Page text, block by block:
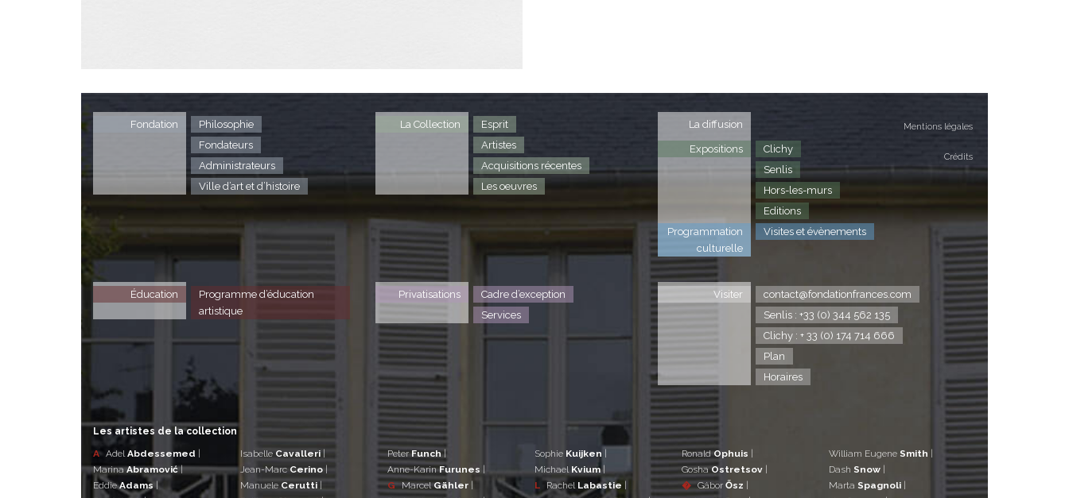
Mentions légales
Crédits
Fondation
Philosophie
Fondateurs
Administrateurs
Ville d’art et d’histoire
La Collection
Esprit
Artistes
Acquisitions récentes
Les oeuvres
La diffusion
Expositions
Clichy
Senlis
Hors-les-murs
Editions
Programmation
culturelle
Visites et évènements
Éducation
Programme d’éducation
artistique
Privatisations
Cadre d’exception
Services
Visiter
contact@fondationfrances.com
Senlis : +33 (0) 344 562 135
Clichy : + 33 (0) 174 714 666
Plan
Horaires
Les artistes de la collection
A Adel Abdessemed |
MarinaAbramović|
EddieAdams |
Isabelle Cavalleri |
Jean-Marc Cerino |
Manuele Cerutti |
PeterFunch|
Anne-KarinFurunes |
G MarcelGähler |
Sophie Kuijken |
Michael Kvium|
L Rachel Labastie |
RonaldOphuis |
GoshaOstretsov |
� Gábor Ősz |
William Eugene Smith |
Dash Snow |
Marta Spagnoli |